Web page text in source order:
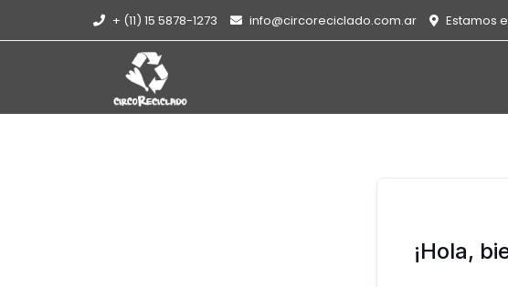
+ (11) 15 5878-1273 info@circoreciclado.com.ar Estamos
¡Hola,